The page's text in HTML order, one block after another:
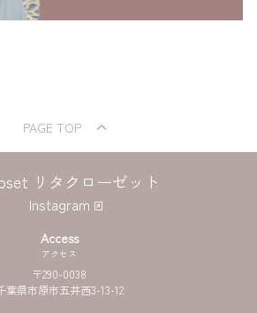
PAGE TOP
リタクローゼット
Instagram
Access
アクセス
〒290-0038
葉県市原市五井西3-13-12